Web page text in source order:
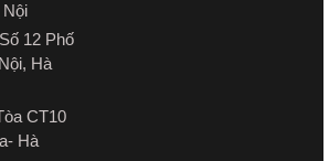
12 Phố
Hà
CT10
Hà